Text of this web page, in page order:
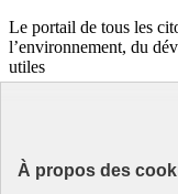
À propos des
Le portail de tous les
l’environnement, du
utiles
data.gouv.fr-